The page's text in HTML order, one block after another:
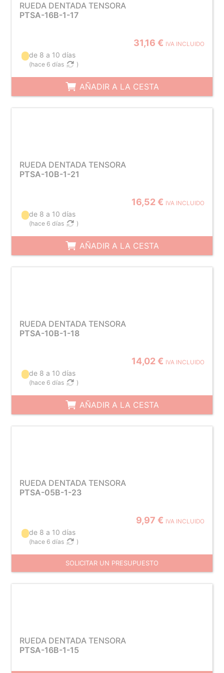
RUEDA DENTADA TENSORA
PTSA-16B-1-17
31,16 € IVA INCLUIDO
de 8 a 10 días
(hace 6 días )
AÑADIR A LA CESTA
RUEDA DENTADA TENSORA
PTSA-10B-1-21
16,52 € IVA INCLUIDO
de 8 a 10 días
(hace 6 días )
AÑADIR A LA CESTA
RUEDA DENTADA TENSORA
PTSA-10B-1-18
14,02 € IVA INCLUIDO
de 8 a 10 días
(hace 6 días )
AÑADIR A LA CESTA
RUEDA DENTADA TENSORA
PTSA-05B-1-23
9,97 € IVA INCLUIDO
de 8 a 10 días
(hace 6 días )
SOLICITAR UN PRESUPUESTO
RUEDA DENTADA TENSORA
PTSA-16B-1-15